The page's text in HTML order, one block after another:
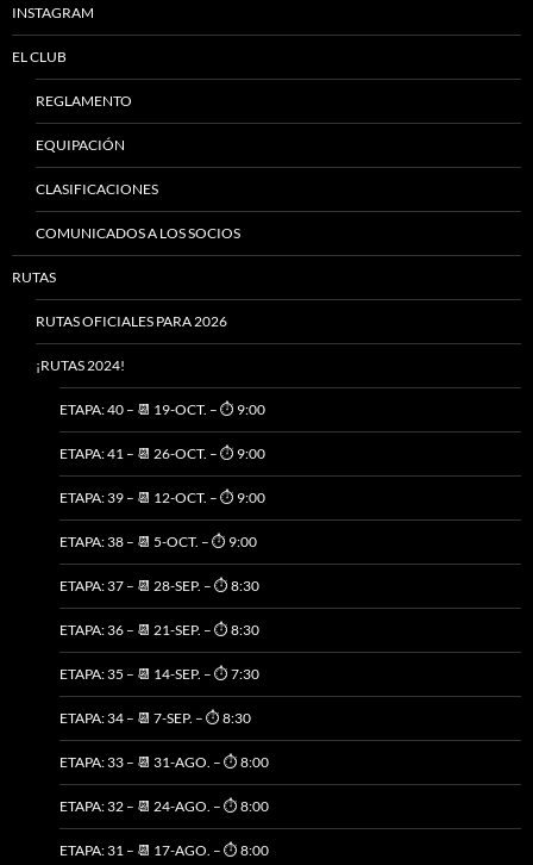
INSTAGRAM
EL CLUB
REGLAMENTO
EQUIPACIÓN
CLASIFICACIONES
COMUNICADOS A LOS SOCIOS
RUTAS
RUTAS OFICIALES PARA 2026
¡RUTAS 2024!
ETAPA: 40 – 📆 19-OCT. – ⏱️ 9:00
ETAPA: 41 – 📆 26-OCT. – ⏱️ 9:00
ETAPA: 39 – 📆 12-OCT. – ⏱️ 9:00
ETAPA: 38 – 📆 5-OCT. – ⏱️ 9:00
ETAPA: 37 – 📆 28-SEP. – ⏱️ 8:30
ETAPA: 36 – 📆 21-SEP. – ⏱️ 8:30
ETAPA: 35 – 📆 14-SEP. – ⏱️ 7:30
ETAPA: 34 – 📆 7-SEP. – ⏱️ 8:30
ETAPA: 33 – 📆 31-AGO. – ⏱️ 8:00
ETAPA: 32 – 📆 24-AGO. – ⏱️ 8:00
ETAPA: 31 – 📆 17-AGO. – ⏱️ 8:00